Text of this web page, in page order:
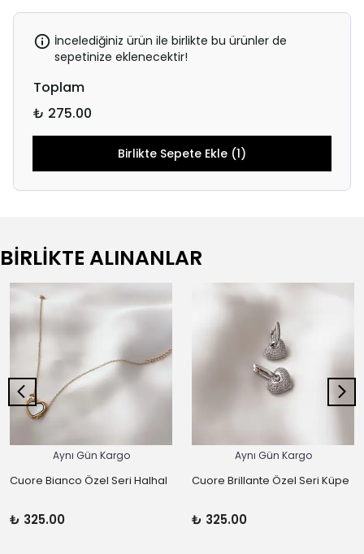
İncelediğiniz ürün ile birlikte bu ürünler de
sepetinize eklenecektir!
Toplam
₺ 275.00
Birlikte Sepete Ekle (1)
BİRLİKTE ALINANLAR
Aynı Gün Kargo
Cuore Bianco Özel Seri Halhal
₺ 325.00
Aynı Gün Kargo
Cuore Brillante Özel Seri Küpe
₺ 325.00